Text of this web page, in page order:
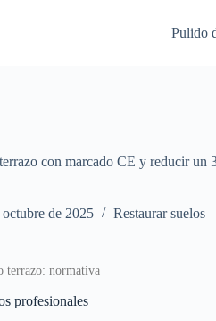
Pulido
con marcado CE y reducir un
octubre de 2025 Restaurar suelos
terrazo: normativa
profesionales